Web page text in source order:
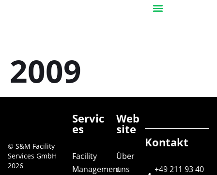
2009
© S&M Facility
Services GmbH
2026
Servic
es
Facility
Management
Web
site
Über
uns
Kontakt
+49 211 93 40